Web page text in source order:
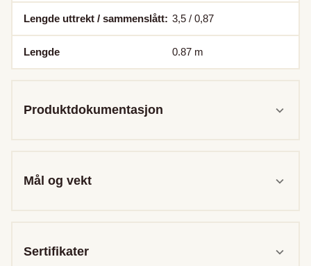
Lengde uttrekt / sammenslått: 3,5 / 0,87
Lengde 0.87 m
Produktdokumentasjon
Mål og vekt
Sertifikater